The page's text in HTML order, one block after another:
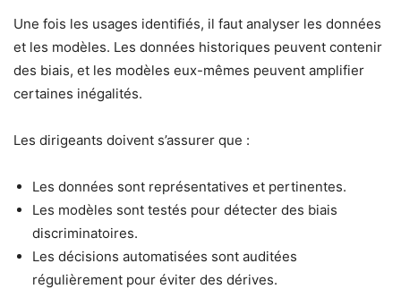
Une fois les usages identifiés, il faut analyser les données
et les modèles. Les données historiques peuvent contenir
des biais, et les modèles eux-mêmes peuvent amplifier
certaines inégalités.
Les dirigeants doivent s’assurer que :
Les données sont représentatives et pertinentes.
Les modèles sont testés pour détecter des biais
discriminatoires.
Les décisions automatisées sont auditées
régulièrement pour éviter des dérives.